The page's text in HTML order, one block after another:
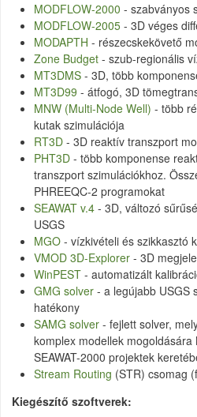
MODFLOW-2000 - szabványos
MODFLOW-2005 - 3D véges
MODAPTH - részecskekövető
Zone Budget - szub-regionális
MT3DMS - 3D, több
MT3D99 - átfogó, 3D
MNW (Multi-Node Well) - több
kutak szimulációja
RT3D - 3D reaktív transzport
PHT3D - több komponense
transzport szimulációkhoz.
PHREEQC-2 programokat
SEAWAT v.4 - 3D, változó
USGS
MGO - vízkivételi és szikkasztó
VMOD 3D-Explorer - 3D
WinPEST - automatizált
GMG solver - a legújabb USGS
hatékony
SAMG solver - fejlett solver,
komplex modellek mogoldására
SEAWAT-2000 projektek
Stream Routing (STR) csomag
Kiegészítő szoftverek: